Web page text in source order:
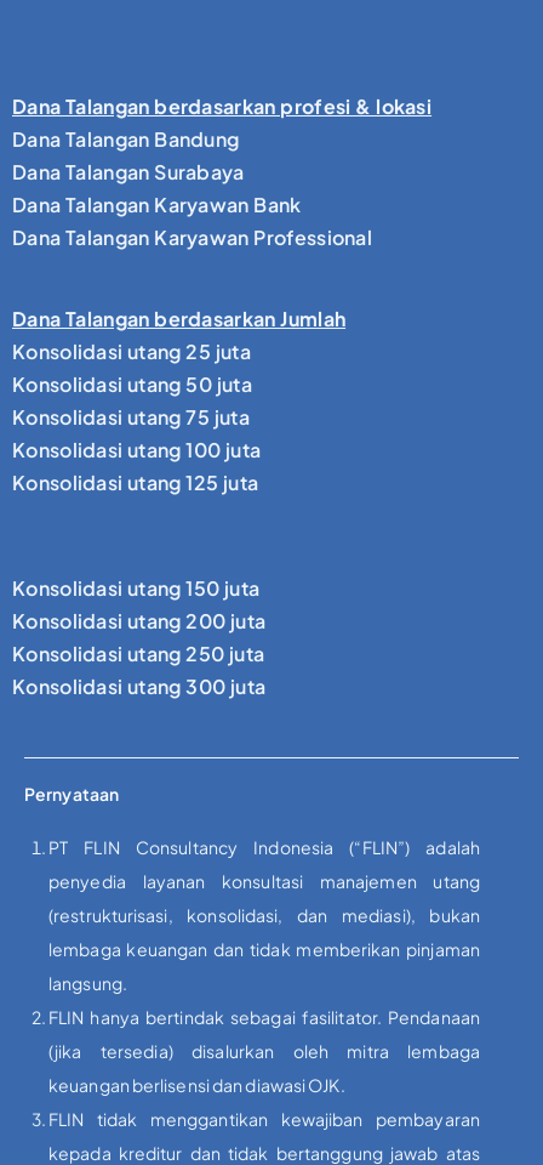
Dana Talangan berdasarkan profesi & lokasi
Dana Talangan Bandung
Dana Talangan Surabaya
Dana Talangan Karyawan Bank
Dana Talangan Karyawan Professional
Dana Talangan berdasarkan Jumlah
Konsolidasi utang 25 juta
Konsolidasi utang 50 juta
Konsolidasi utang 75 juta
Konsolidasi utang 100 juta
Konsolidasi utang 125 juta
Konsolidasi utang 150 juta
Konsolidasi utang 200 juta
Konsolidasi utang 250 juta
Konsolidasi utang 300 juta
Pernyataan
PT FLIN Consultancy Indonesia (“FLIN”) adalah
penyedia layanan konsultasi manajemen utang
(restrukturisasi, konsolidasi, dan mediasi), bukan
lembaga keuangan dan tidak memberikan pinjaman
langsung.
FLIN hanya bertindak sebagai fasilitator. Pendanaan
(jika tersedia) disalurkan oleh mitra lembaga
keuangan berlisensi dan diawasi OJK.
FLIN tidak menggantikan kewajiban pembayaran
kepada kreditur dan tidak bertanggung jawab atas